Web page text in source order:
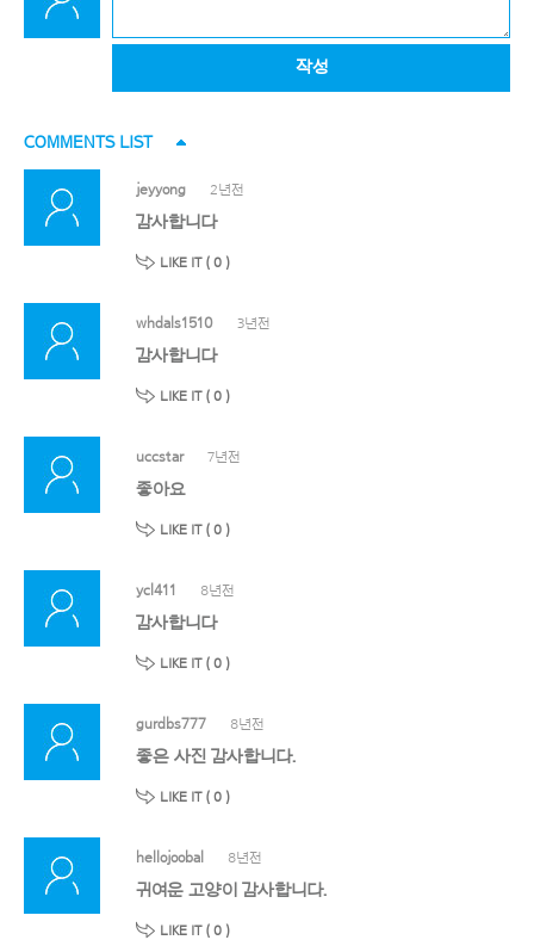
작성
COMMENTS LIST
jeyyong 2년전
감사합니다
LIKE IT ( 0 )
whdals1510 3년전
감사합니다
LIKE IT ( 0 )
uccstar 7년전
좋아요
LIKE IT ( 0 )
ycl411 8년전
감사합니다
LIKE IT ( 0 )
gurdbs777 8년전
좋은 사진 감사합니다.
LIKE IT ( 0 )
hellojoobal 8년전
귀여운 고양이 감사합니다.
LIKE IT ( 0 )